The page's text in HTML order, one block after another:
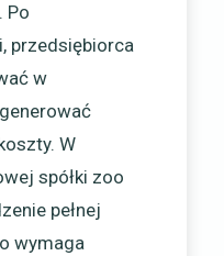
Po
przedsiębiorca
w
W
spółki zoo
pełnej
wymaga